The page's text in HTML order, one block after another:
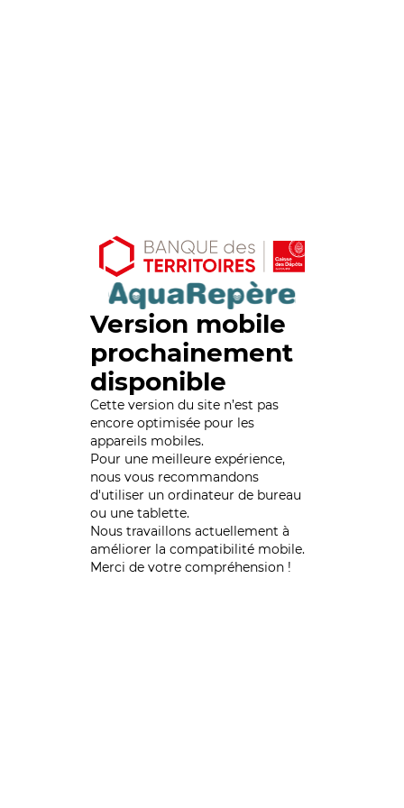
Version mobile
prochainement
disponible
Cette version du site n’est pas
encore optimisée pour les
appareils mobiles.
Pour une meilleure expérience,
nous vous recommandons
d'utiliser un ordinateur de bureau
ou une tablette.
Nous travaillons actuellement à
améliorer la compatibilité mobile.
Merci de votre compréhension !